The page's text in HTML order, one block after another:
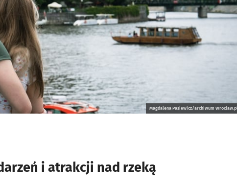
Magdalena Pasiewicz/archiwum Wroclaw.pl
i atrakcji nad rzeką